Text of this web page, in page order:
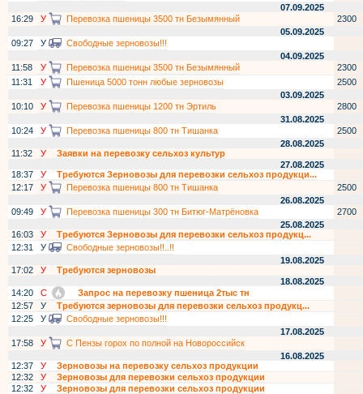
07.09.2025
16:29
У Перевозка пшеницы 3500 тн Безымянный
2300
05.09.2025
09:27
У
Свободные зерновозы!!!
04.09.2025
11:58
У Перевозка пшеницы 3500 тн Безымянный
2300
11:31
У Пшеница 5000 тонн любые зерновозы
2500
03.09.2025
10:10
У Перевозка пшеницы 1200 тн Эртиль
2800
31.08.2025
10:24
У Перевозка пшеницы 800 тн Тишанка
2500
28.08.2025
11:32
У
Заявки на перевозку сельхоз культур
27.08.2025
18:37
У
Требуются Зерновозы для перевозки сельхоз продукци...
12:17
У Перевозка пшеницы 800 тн Тишанка
2500
26.08.2025
09:49
У Перевозка пшеницы 300 тн Битюг-Матрёновка
2700
25.08.2025
16:03
У
Требуются Зерновозы для перевозки сельхоз продукц...
12:31
У
Свободные зерновозы!!..!!
19.08.2025
17:02
У
Требуются зерновозы
18.08.2025
14:20
С
Запрос на перевозку пшеница 2тыс тн
12:57
У
Требуются зерновозы для перевозки сельхоз продукц...
12:25
У
Свободные зерновозы!!!
17.08.2025
17:58
У
С Пензы горох по полной на Новороссийск
16.08.2025
12:37
У
Зерновозы на перевозку сельхоз продукции
12:32
У
Зерновозы для перевозки сельхоз продукции
12:32
У
Зерновозы для перевозки сельхоз продукции